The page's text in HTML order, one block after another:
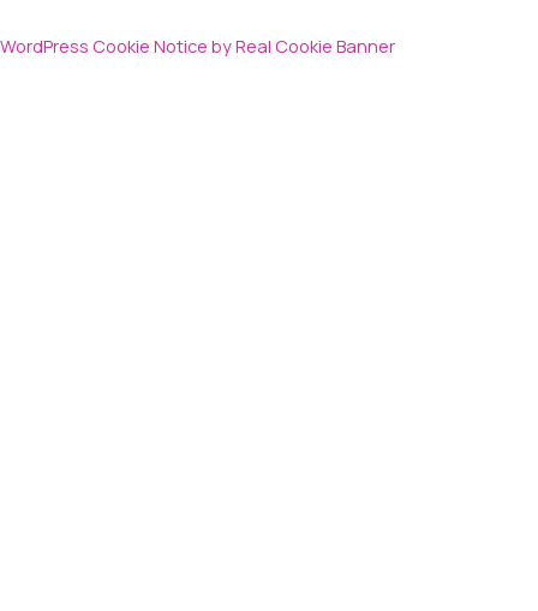
WordPress Cookie Notice by Real Cookie Banner